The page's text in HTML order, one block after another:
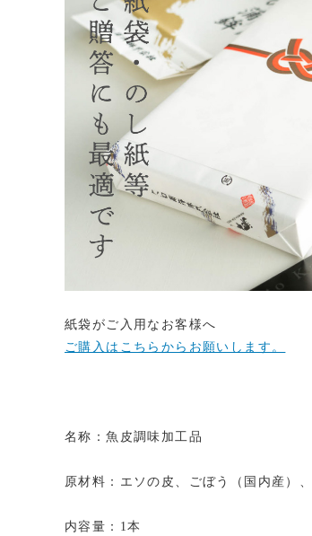
紙袋がご入用なお客様へ
ご購入はこちらからお願いします。
名称：魚皮調味加工品
原材料：エソの皮、ごぼう（国内産）
内容量：1本